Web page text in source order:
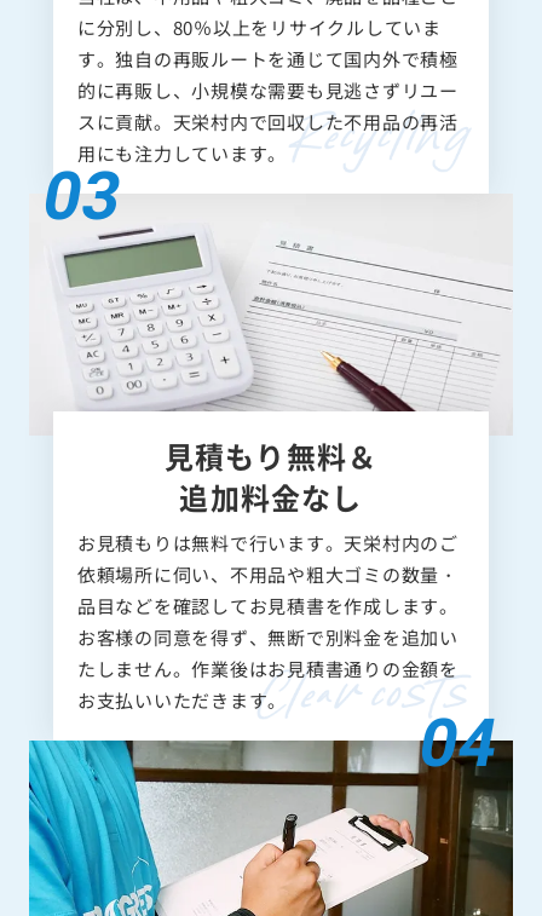
に分別し、80％以上をリサイクルしていま
す。独自の再販ルートを通じて国内外で積極
的に再販し、小規模な需要も見逃さずリユー
スに貢献。天栄村内で回収した不用品の再活
用にも注力しています。
見積もり無料＆
追加料金なし
お見積もりは無料で行います。天栄村内のご
依頼場所に伺い、不用品や粗大ゴミの数量・
品目などを確認してお見積書を作成します。
お客様の同意を得ず、無断で別料金を追加い
たしません。作業後はお見積書通りの金額を
お支払いいただきます。